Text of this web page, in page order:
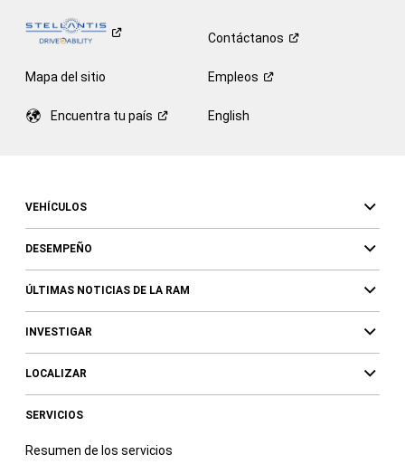
Contáctanos
Mapa del sitio Empleos
Encuentra tu país English
VEHÍCULOS
DESEMPEÑO
ÚLTIMAS NOTICIAS DE LA RAM
INVESTIGAR
LOCALIZAR
SERVICIOS
Resumen de los servicios